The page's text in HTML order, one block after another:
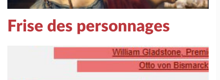
Frise des personnages